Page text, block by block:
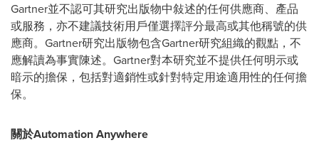
Gartner並不認可其研究出版物中敍述的任何供應商、產品
或服務，亦不建議技術用戶僅選擇評分最高或其他稱號的供
應商。Gartner研究出版物包含Gartner研究組織的觀點，不
應解讀為事實陳述。Gartner對本研究並不提供任何明示或
暗示的擔保，包括對適銷性或針對特定用途適用性的任何擔
保。
關於Automation Anywhere